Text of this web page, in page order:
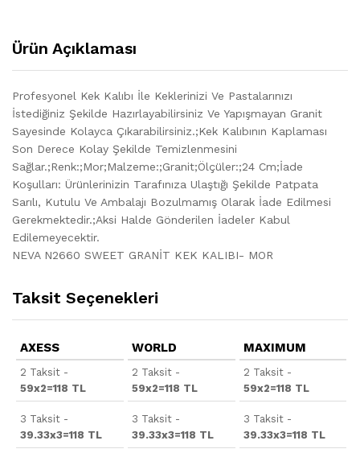
Ürün Açıklaması
Profesyonel Kek Kalıbı İle Keklerinizi Ve Pastalarınızı
İstediğiniz Şekilde Hazırlayabilirsiniz Ve Yapışmayan Granit
Sayesinde Kolayca Çıkarabilirsiniz.;Kek Kalıbının Kaplaması
Son Derece Kolay Şekilde Temizlenmesini
Sağlar.;Renk:;Mor;Malzeme:;Granit;Ölçüler:;24 Cm;İade
Koşulları: Ürünlerinizin Tarafınıza Ulaştığı Şekilde Patpata
Sarılı, Kutulu Ve Ambalajı Bozulmamış Olarak İade Edilmesi
Gerekmektedir.;Aksi Halde Gönderilen İadeler Kabul
Edilemeyecektir.
NEVA N2660 SWEET GRANİT KEK KALIBI- MOR
Taksit Seçenekleri
AXESS
2 Taksit -
59x2=118 TL
3 Taksit -
39.33x3=118 TL
WORLD
2 Taksit -
59x2=118 TL
3 Taksit -
39.33x3=118 TL
MAXIMUM
2 Taksit -
59x2=118 TL
3 Taksit -
39.33x3=118 TL